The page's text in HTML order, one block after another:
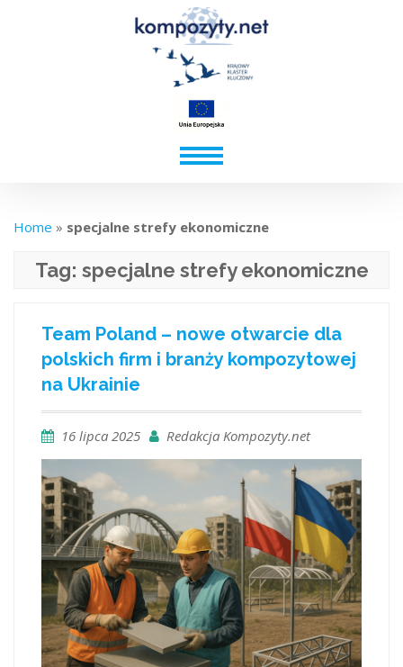
Home » specjalne strefy ekonomiczne
Tag: specjalne strefy ekonomiczne
Team Poland – nowe otwarcie dla
polskich firm i branży kompozytowej
na Ukrainie
16 lipca 2025 Redakcja Kompozyty.net